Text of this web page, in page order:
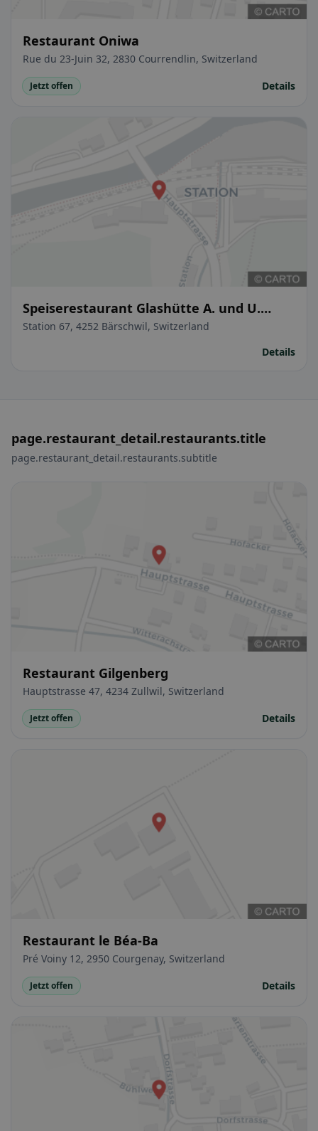
Restaurant Oniwa
Rue du 23-Juin 32, 2830 Courrendlin, Switzerland
Jetzt offen Details
Speiserestaurant Glashütte A. und U.
Hänggi
Station 67, 4252 Bärschwil, Switzerland
Details
page.restaurant_detail.restaurants.title
page.restaurant_detail.restaurants.subtitle
Restaurant Gilgenberg
Hauptstrasse 47, 4234 Zullwil, Switzerland
Jetzt offen Details
Restaurant le Béa-Ba
Pré Voiny 12, 2950 Courgenay, Switzerland
Jetzt offen Details